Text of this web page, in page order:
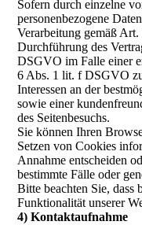
Sofern durch einzelne
personenbezogene
Verarbeitung gemäß
Durchführung des
DSGVO im Falle einer
6 Abs. 1 lit. f DSGVO
Interessen an der
sowie einer
des Seitenbesuchs.
Sie können Ihren
Setzen von Cookies
Annahme entscheiden
bestimmte Fälle oder
Bitte beachten Sie, dass
Funktionalität unserer
4) Kontaktaufnahme